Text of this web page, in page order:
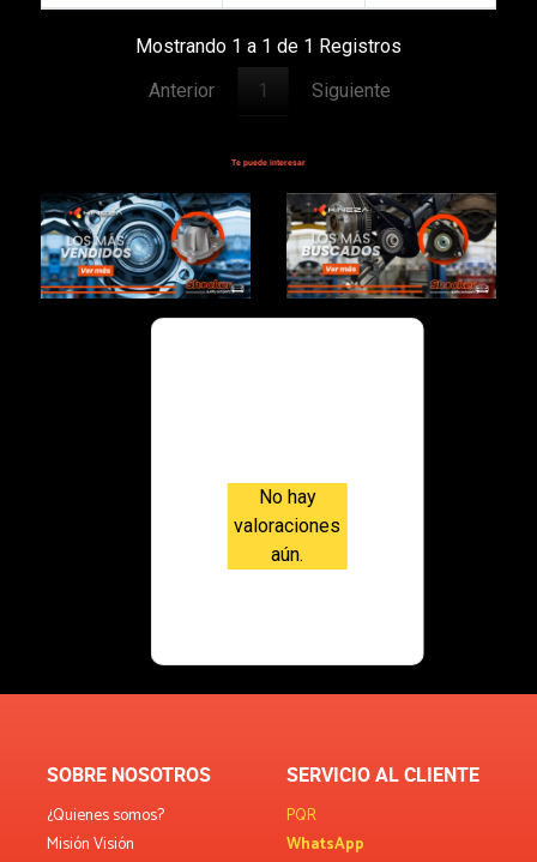
Mostrando 1 a 1 de 1 Registros
Anterior
1 Siguiente
Te puede interesar
No hay
valoraciones
aún.
SOBRE NOSOTROS
¿Quienes somos?
Misión Visión
SERVICIO AL CLIENTE
PQR
WhatsApp